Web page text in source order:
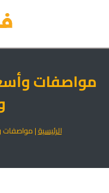
المحتوى
مواصفات
الرئيسية|مواصفات